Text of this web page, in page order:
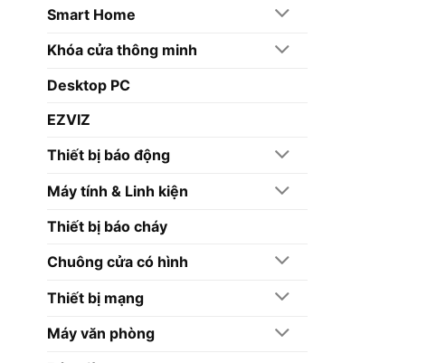
Smart Home
Khóa cửa thông minh
Desktop PC
EZVIZ
Thiết bị báo động
Máy tính & Linh kiện
Thiết bị báo cháy
Chuông cửa có hình
Thiết bị mạng
Máy văn phòng